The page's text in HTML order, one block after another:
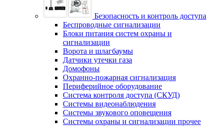
Безопасность и контроль доступа
Беспроводные сигнализации
Блоки питания систем охраны и
сигнализации
Ворота и шлагбаумы
Датчики утечки газа
Домофоны
Охранно-пожарная сигнализация
Периферийное оборудование
Система контроля доступа (СКУД)
Системы видеонаблюдения
Системы звукового оповещения
Системы охраны и сигнализации прочее